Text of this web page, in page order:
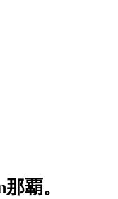
覇。